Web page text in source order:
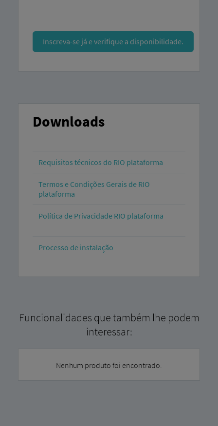
Inscreva-se já e verifique a disponibilidade.
Downloads
Requisitos técnicos do RIO plataforma
Termos e Condições Gerais de RIO
plataforma
Política de Privacidade RIO plataforma
Processo de instalação
Funcionalidades que também lhe podem
interessar:
Nenhum produto foi encontrado.